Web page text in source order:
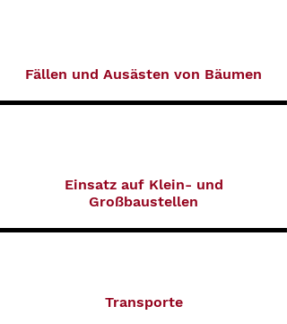
Fällen und Ausästen von Bäumen
Einsatz auf Klein- und
Großbaustellen
Transporte